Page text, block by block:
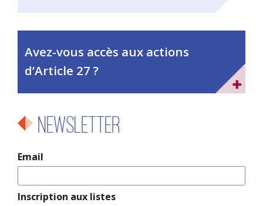
Avez-vous accès aux actions
d’Article 27 ?
Newsletter
Email
Inscription aux listes